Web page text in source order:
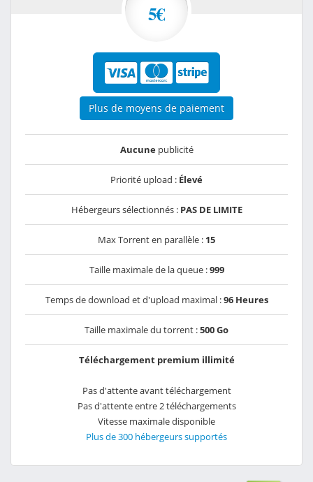
5€
Plus de moyens de paiement
Aucunepublicité
Priorité upload : Élevé
Hébergeurs sélectionnés : PAS DE LIMITE
Max Torrent en parallèle : 15
Taille maximale de la queue :999
Temps de download et d'upload maximal :96 Heures
Taille maximale du torrent :500 Go
Téléchargement premium illimité
Pas d'attente avant téléchargement
Pas d'attente entre 2 téléchargements
Vitesse maximale disponible
Plus de 300 hébergeurs supportés